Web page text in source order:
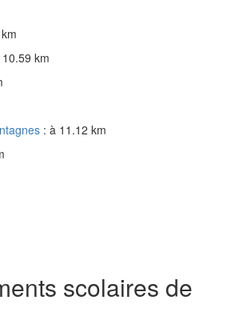
km
: à 11.12 km
scolaires de